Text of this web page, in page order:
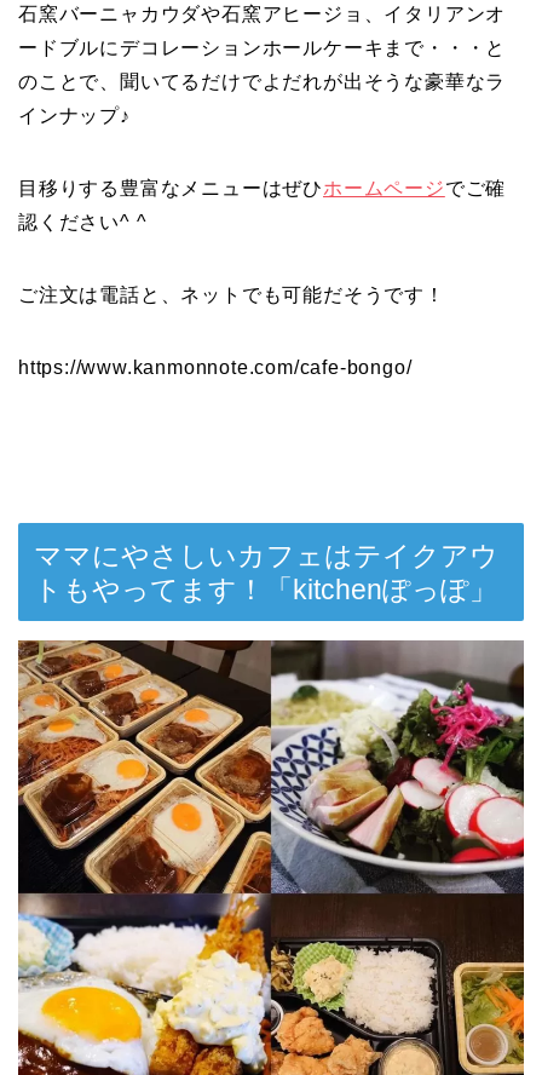
石窯バーニャカウダや石窯アヒージョ、イタリアンオ
ードブルにデコレーションホールケーキまで・・・と
のことで、聞いてるだけでよだれが出そうな豪華なラ
インナップ♪
目移りする豊富なメニューはぜひホームページでご確
認ください^ ^
ご注文は電話と、ネットでも可能だそうです！
https://www.kanmonnote.com/cafe-bongo/
ママにやさしいカフェはテイクアウ
トもやってます！「kitchenぽっぽ」